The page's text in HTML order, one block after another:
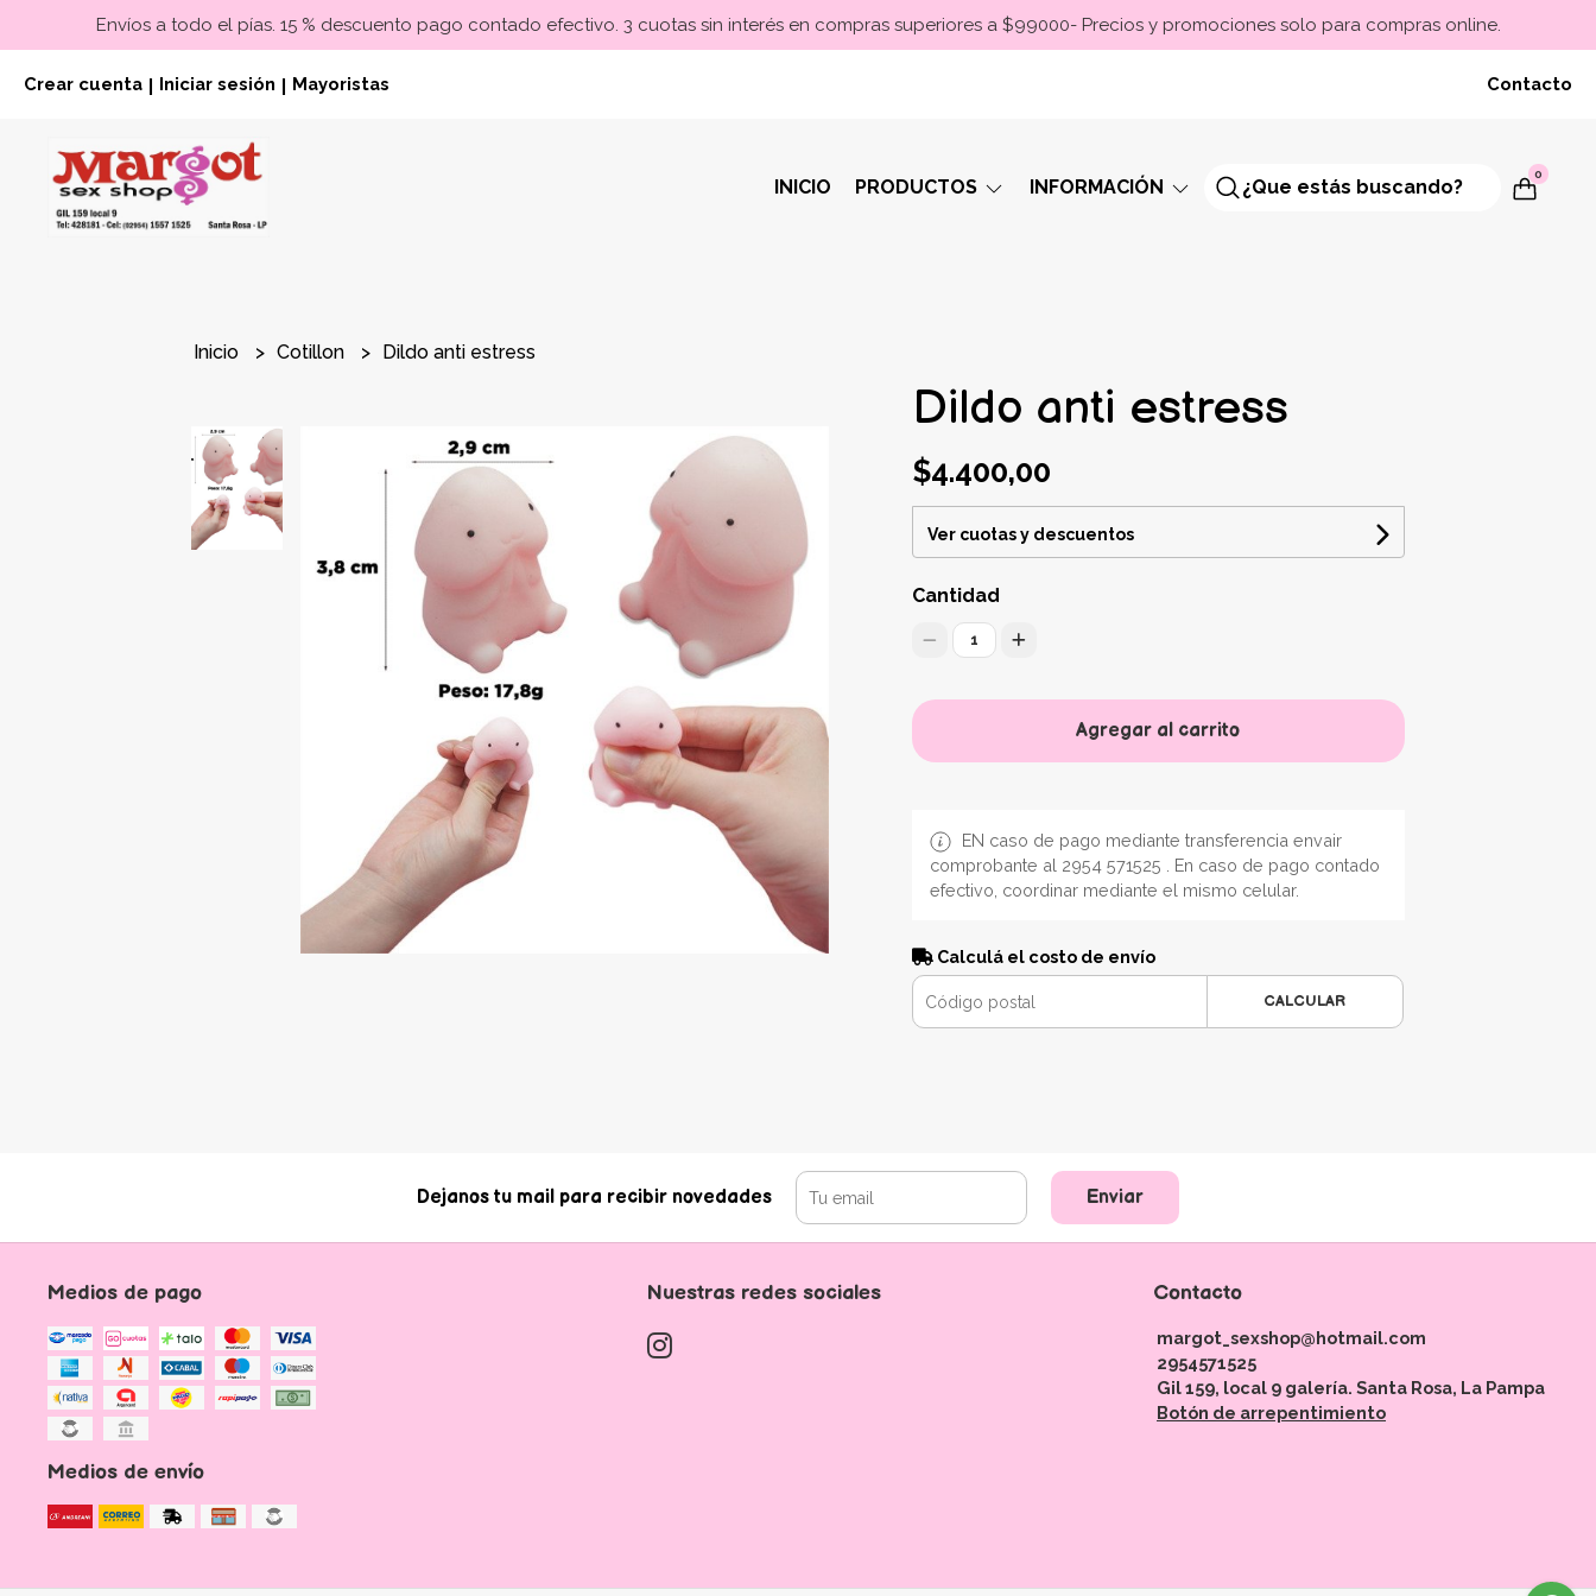
Envíos a todo el pías. 15 % descuento pago contado efectivo. 3 cuotas sin interés en compras superiores a $99000- Precios y promociones solo para compras online.
Crear cuenta Iniciar sesión Mayoristas Contacto
INICIO PRODUCTOS INFORMACIÓN
0
Inicio Cotillon Dildo anti estress
Dildo anti estress
$4.400,00
Ver cuotas y descuentos
Cantidad
1
Agregar al carrito
EN caso de pago mediante transferencia envair
comprobante al 2954 571525 . En caso de pago contado
efectivo, coordinar mediante el mismo celular.
Calculá el costo de envío
CALCULAR
Dejanos tu mail para recibir novedades Enviar
Medios de pago
Medios de envío
Nuestras redes sociales Contacto
margot_sexshop@hotmail.com
2954571525
Gil 159, local 9 galería. Santa Rosa, La Pampa
Botón de arrepentimiento